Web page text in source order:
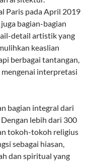
Paris pada April 2019
bagian-bagian
detail artistik yang
keaslian
berbagai tantangan,
interpretasi
bagian integral dari
lebih dari 300
tokoh-tokoh religius
sebagai hiasan,
dan spiritual yang